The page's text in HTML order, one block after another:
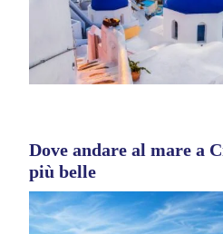
Dove andare al mare a
più belle